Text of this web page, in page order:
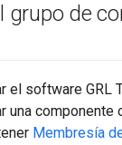
grupo de
el software GRL
una componente
Membresía